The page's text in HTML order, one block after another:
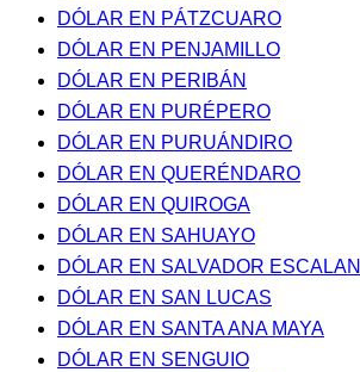
DÓLAR EN PÁTZCUARO
DÓLAR EN PENJAMILLO
DÓLAR EN PERIBÁN
DÓLAR EN PURÉPERO
DÓLAR EN PURUÁNDIRO
DÓLAR EN QUERÉNDARO
DÓLAR EN QUIROGA
DÓLAR EN SAHUAYO
DÓLAR EN SALVADOR
DÓLAR EN SAN LUCAS
DÓLAR EN SANTA ANA MAYA
DÓLAR EN SENGUIO